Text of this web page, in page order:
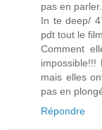
pas en parler..
In te deep/
pdt tout le film
Comment
mais elles
pas en
Répondre